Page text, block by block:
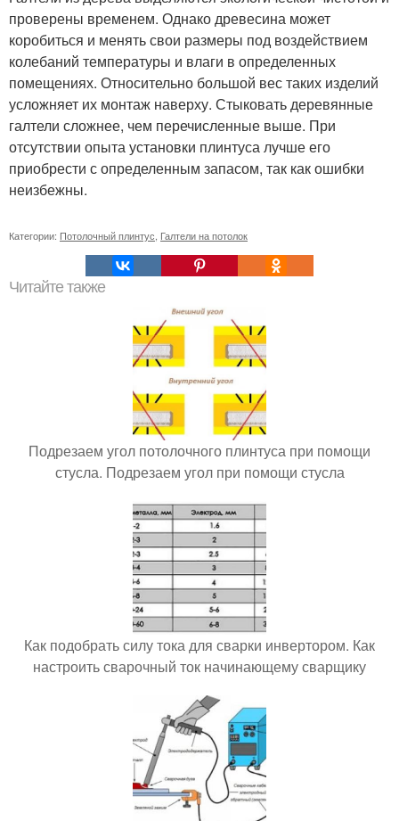
проверены временем. Однако древесина может
коробиться и менять свои размеры под воздействием
колебаний температуры и влаги в определенных
помещениях. Относительно большой вес таких изделий
усложняет их монтаж наверху. Стыковать деревянные
галтели сложнее, чем перечисленные выше. При
отсутствии опыта установки плинтуса лучше его
приобрести с определенным запасом, так как ошибки
неизбежны.
Категории: Потолочный плинтус Галтели на потолок
Читайте также
Подрезаем угол потолочного плинтуса при помощи
стусла. Подрезаем угол при помощи стусла
Как подобрать силу тока для сварки инвертором. Как
настроить сварочный ток начинающему сварщику